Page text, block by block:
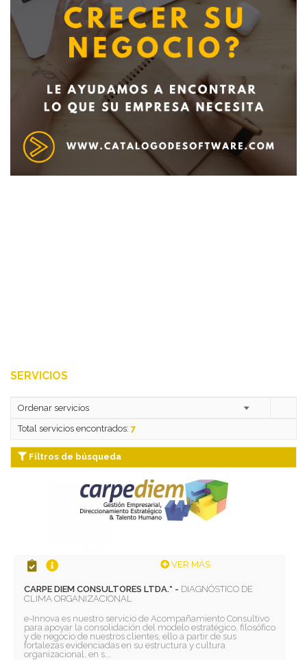
Deseo recibir información de otros Productos /
Servicios similares al solicitado
SERVICIOS
Total servicios encontrados: 7
Filtros de búsqueda
VER MÁS
CARPE DIEM CONSULTORES LTDA.* - DIAGNÓSTICO DE
CLIMA ORGANIZACIONAL
e-Innova es nuestro servicio de Acompañamiento Consultivo
para apoyar la consolidación del modelo estratégico, filosófico
y de negocio de nuestros clientes, ello a partir de sus
fortalezas evidenciadas en su estructura y cultura
organizacional, en s...